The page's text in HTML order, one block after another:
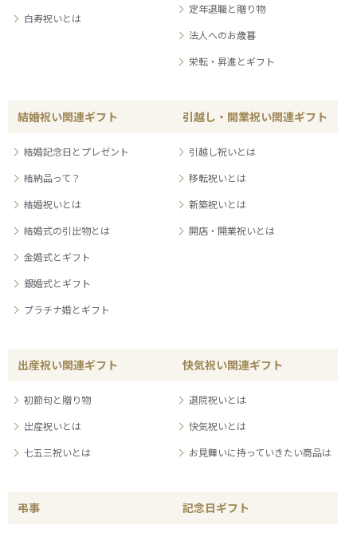
白寿祝いとは
定年退職と贈り物
法人へのお歳暮
栄転・昇進とギフト
結婚祝い関連ギフト
結婚記念日とプレゼント
結納品って？
結婚祝いとは
結婚式の引出物とは
金婚式とギフト
銀婚式とギフト
プラチナ婚とギフト
引越し・開業祝い関連ギフト
引越し祝いとは
移転祝いとは
新築祝いとは
開店・開業祝いとは
出産祝い関連ギフト
初節句と贈り物
出産祝いとは
七五三祝いとは
快気祝い関連ギフト
退院祝いとは
快気祝いとは
お見舞いに持っていきたい商品は
弔事 記念日ギフト